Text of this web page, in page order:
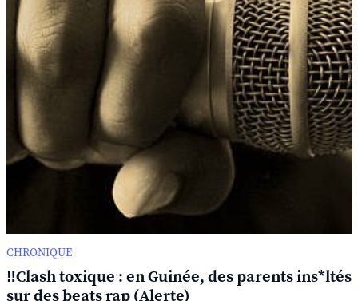
CHRONIQUE
‼️Clash toxique : en Guinée, des parents ins*ltés
sur des beats rap (Alerte)